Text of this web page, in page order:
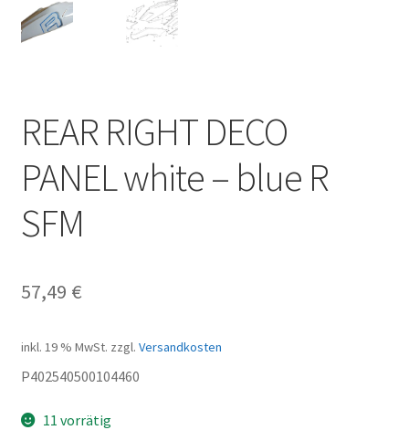
REAR RIGHT DECO
PANEL white – blue R
SFM
57,49 €
inkl. 19 % MwSt. zzgl. Versandkosten
P402540500104460
11 vorrätig